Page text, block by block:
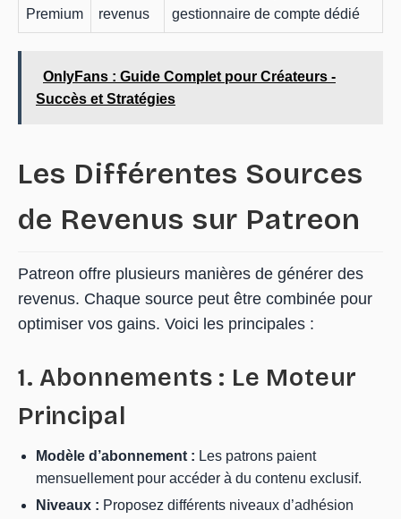
Premium
revenus
gestionnaire de compte dédié
OnlyFans : Guide Complet pour Créateurs -
Succès et Stratégies
Les Différentes Sources
de Revenus sur Patreon
Patreon offre plusieurs manières de générer des
revenus. Chaque source peut être combinée pour
optimiser vos gains. Voici les principales :
1. Abonnements : Le Moteur
Principal
Modèle d’abonnement : Les patrons paient
mensuellement pour accéder à du contenu exclusif.
Niveaux : Proposez différents niveaux d’adhésion